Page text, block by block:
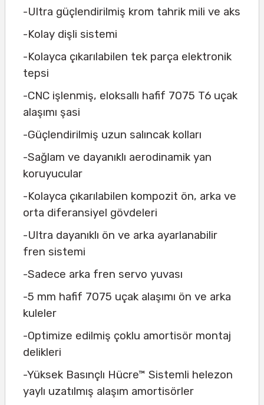
-Ultra güçlendirilmiş krom tahrik mili ve aks
-Kolay dişli sistemi
-Kolayca çıkarılabilen tek parça elektronik
tepsi
-CNC işlenmiş, eloksallı hafif 7075 T6 uçak
alaşımı şasi
-Güçlendirilmiş uzun salıncak kolları
-Sağlam ve dayanıklı aerodinamik yan
koruyucular
-Kolayca çıkarılabilen kompozit ön, arka ve
orta diferansiyel gövdeleri
-Ultra dayanıklı ön ve arka ayarlanabilir
fren sistemi
-Sadece arka fren servo yuvası
-5 mm hafif 7075 uçak alaşımı ön ve arka
kuleler
-Optimize edilmiş çoklu amortisör montaj
delikleri
-Yüksek Basınçlı Hücre™ Sistemli helezon
yaylı uzatılmış alaşım amortisörler